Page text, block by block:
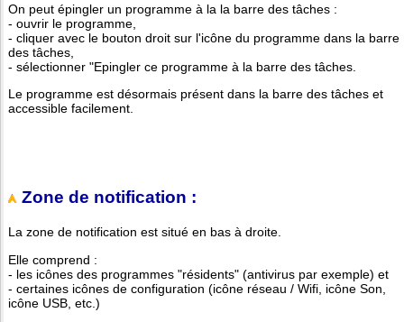
On peut épingler un programme à la la barre des tâches :
- ouvrir le programme,
- cliquer avec le bouton droit sur l'icône du programme dans la barre
des tâches,
- sélectionner "Epingler ce programme à la barre des tâches.
Le programme est désormais présent dans la barre des tâches et
accessible facilement.
Zone de notification :
La zone de notification est situé en bas à droite.
Elle comprend :
- les icônes des programmes "résidents" (antivirus par exemple) et
- certaines icônes de configuration (icône réseau / Wifi, icône Son,
icône USB, etc.)